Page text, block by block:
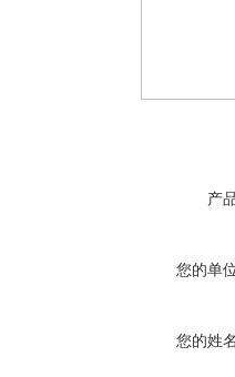
产
您的单
您的姓